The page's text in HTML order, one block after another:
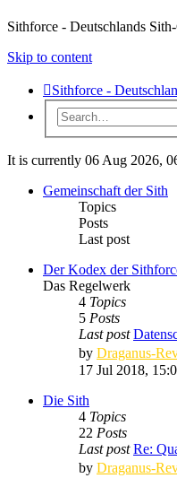
Sithforce - Deutschlands
Skip to content
Sithforce -
It is currently 06 Aug 2026,
Gemeinschaft der Sith
Topics
Posts
Last post
Der Kodex der
Das Regelwerk
4 Topics
5 Posts
Last post
by Draganus-
17 Jul 2018,
Die Sith
4 Topics
22 Posts
Last post Re:
by Draganus-